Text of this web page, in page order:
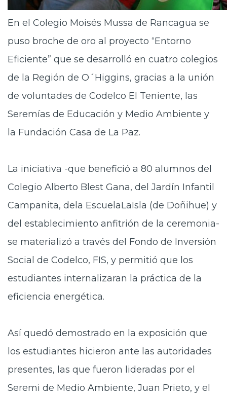
En el Colegio Moisés Mussa de Rancagua se
puso broche de oro al proyecto “Entorno
Eficiente” que se desarrolló en cuatro colegios
de la Región de O´Higgins, gracias a la unión
de voluntades de Codelco El Teniente, las
Seremías de Educación y Medio Ambiente y
la Fundación Casa de La Paz.
La iniciativa -que benefició a 80 alumnos del
Colegio Alberto Blest Gana, del Jardín Infantil
Campanita, dela EscuelaLaIsla (de Doñihue) y
del establecimiento anfitrión de la ceremonia-
se materializó a través del Fondo de Inversión
Social de Codelco, FIS, y permitió que los
estudiantes internalizaran la práctica de la
eficiencia energética.
Así quedó demostrado en la exposición que
los estudiantes hicieron ante las autoridades
presentes, las que fueron lideradas por el
Seremi de Medio Ambiente, Juan Prieto, y el